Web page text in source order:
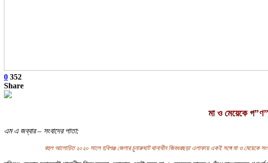
0 352
Share
মা ও মেয়েকে
এম এ জব্বার – সংবাদের পাতা:
বহুল আলোচিত ২০২০ সালে হবিগঞ্জ জেলার চুনারুঘাট থানাধীন জিবধরছড়া এলাকায় একই সঙ্গে মা ও মেয়েকে